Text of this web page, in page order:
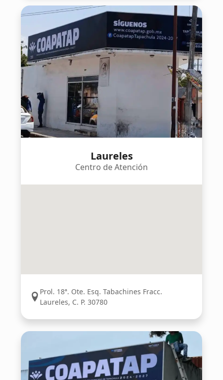
Laureles
Centro de Atención
Prol. 18ª. Ote. Esq. Tabachines Fracc.
Laureles, C. P. 30780